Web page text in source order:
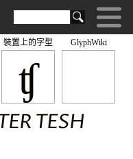
GlyphWiki
ʧ
裝置上的字型
TESH